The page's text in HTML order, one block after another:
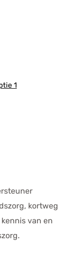
1
kortweg
kennis van en